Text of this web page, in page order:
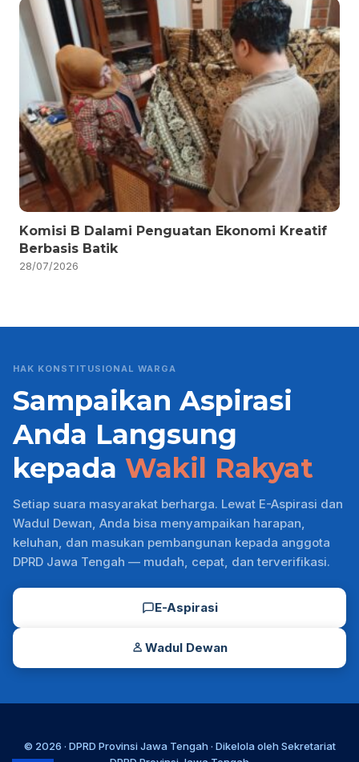
Komisi B Dalami Penguatan Ekonomi Kreatif
Berbasis Batik
28/07/2026
HAK KONSTITUSIONAL WARGA
Sampaikan Aspirasi
Anda Langsung
kepada Wakil Rakyat
Setiap suara masyarakat berharga. Lewat E-Aspirasi dan
Wadul Dewan, Anda bisa menyampaikan harapan,
keluhan, dan masukan pembangunan kepada anggota
DPRD Jawa Tengah — mudah, cepat, dan terverifikasi.
E-Aspirasi
Wadul Dewan
© 2026 · DPRD Provinsi Jawa Tengah · Dikelola oleh Sekretariat